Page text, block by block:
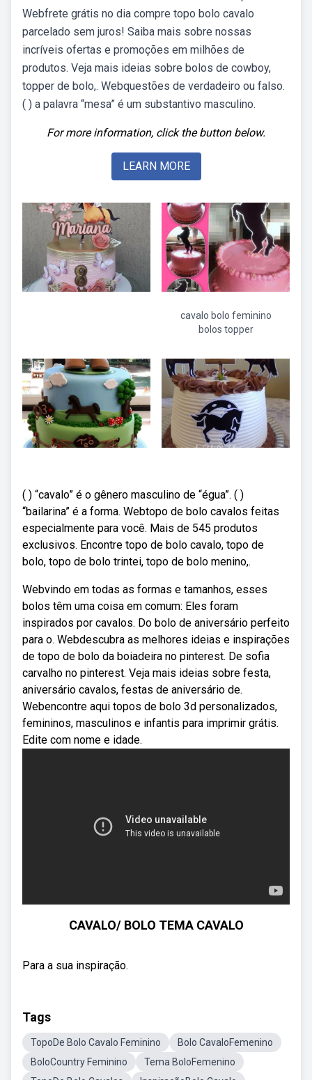
Webfrete grátis no dia compre topo bolo cavalo
parcelado sem juros! Saiba mais sobre nossas
incríveis ofertas e promoções em milhões de
produtos. Veja mais ideias sobre bolos de cowboy,
topper de bolo,. Webquestões de verdadeiro ou falso.
( ) a palavra “mesa” é um substantivo masculino.
For more information, click the button below.
LEARN MORE
cavalo bolo feminino
bolos topper
( ) “cavalo” é o gênero masculino de “égua”. ( )
“bailarina” é a forma. Webtopo de bolo cavalos feitas
especialmente para você. Mais de 545 produtos
exclusivos. Encontre topo de bolo cavalo, topo de
bolo, topo de bolo trintei, topo de bolo menino,.
Webvindo em todas as formas e tamanhos, esses
bolos têm uma coisa em comum: Eles foram
inspirados por cavalos. Do bolo de aniversário perfeito
para o. Webdescubra as melhores ideias e inspirações
de topo de bolo da boiadeira no pinterest. De sofia
carvalho no pinterest. Veja mais ideias sobre festa,
aniversário cavalos, festas de aniversário de.
Webencontre aqui topos de bolo 3d personalizados,
femininos, masculinos e infantis para imprimir grátis.
Edite com nome e idade.
CAVALO/ BOLO TEMA CAVALO
Para a sua inspiração.
Tags
TopoDe Bolo Cavalo Feminino
Bolo CavaloFemenino
BoloCountry Feminino
Tema BoloFemenino